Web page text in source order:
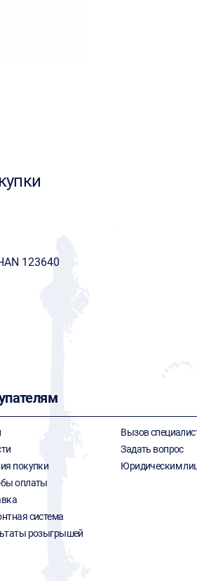
123640
покупки
оплаты
система
розыгрышей
Вызов
Задать вопрос
Юридическим